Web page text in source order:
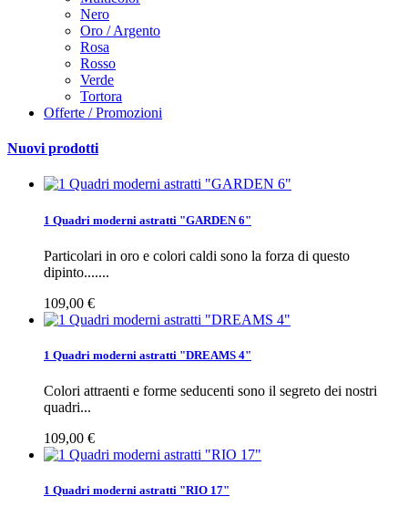
Nero
Oro / Argento
Rosa
Rosso
Verde
Tortora
Offerte / Promozioni
Nuovi prodotti
1 Quadri moderni astratti "GARDEN 6"
Particolari in oro e colori caldi sono la forza di questo
dipinto.......
109,00 €
1 Quadri moderni astratti "DREAMS 4"
Colori attraenti e forme seducenti sono il segreto dei nostri
quadri...
109,00 €
1 Quadri moderni astratti "RIO 17"